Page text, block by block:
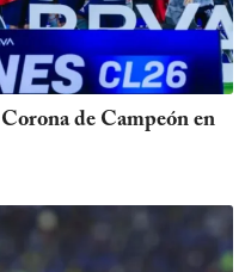
de Campeón en